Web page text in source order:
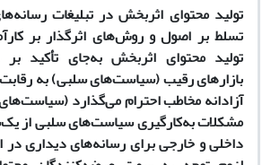
تولید محتوای اثربخش در تبلیغات
تسلط بر اصول و روش‌های اثرگذار بر
تولید محتوای اثربخش به‌جای تأکید
بازارهای رقیب (سیاست­‌های سلبی) به
آزادانه مخاطب احترام می‌گذارد (سیاست‌های
مشکلات به‌کارگیری سیاست‌های سلبی از
داخلی و خارجی برای رسانه‌های دیداری در